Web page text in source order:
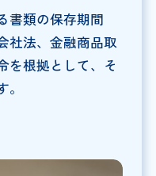
書類の保存期間
社法、金融商品取
を根拠として、そ